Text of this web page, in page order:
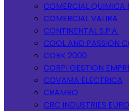
COMERCIAL QUIMICA
COMERCIAL VALIRA
CONTINENTAL S.P.A.
COOL AND PASSION
CORK 2000
CORPI GESTION
COVAMA ELECTRICA
CRAMBO
CRC INDUSTRIES